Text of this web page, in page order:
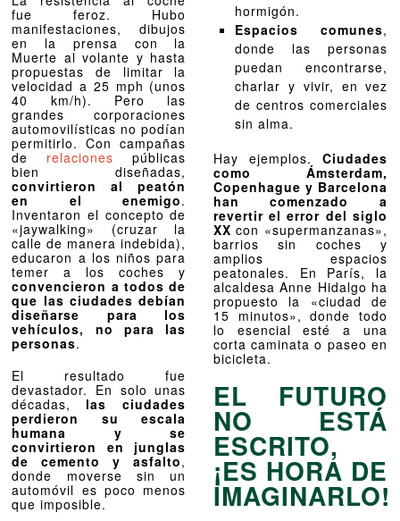
fue feroz. Hubo
manifestaciones, dibujos
en la prensa con la
Muerte al volante y hasta
propuestas de limitar la
velocidad a 25 mph (unos
40 km/h). Pero las
grandes corporaciones
automovilísticas no podían
permitirlo. Con campañas
de relaciones públicas
bien diseñadas,
convirtieron al peatón
en el enemigo.
Inventaron el concepto de
«jaywalking» (cruzar la
calle de manera indebida),
educaron a los niños para
temer a los coches y
convencieron a todos de
que las ciudades debían
diseñarse para los
vehículos, no para las
personas.
El resultado fue
devastador. En solo unas
décadas, las ciudades
perdieron su escala
humana y se
convirtieron en junglas
de cemento y asfalto,
donde moverse sin un
automóvil es poco menos
que imposible.
hormigón.
Espacios comunes,
donde las personas
puedan encontrarse,
charlar y vivir, en vez
de centros comerciales
sin alma.
Hay ejemplos. Ciudades
como Ámsterdam,
Copenhague y Barcelona
han comenzado a
revertir el error del siglo
XX con «supermanzanas»,
barrios sin coches y
amplios espacios
peatonales. En París, la
alcaldesa Anne Hidalgo ha
propuesto la «ciudad de
15 minutos», donde todo
lo esencial esté a una
corta caminata o paseo en
bicicleta.
EL FUTURO
NO ESTÁ
ESCRITO,
¡ES HORA DE
IMAGINARLO!